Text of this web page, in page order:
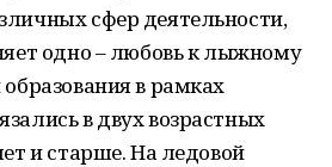
сфер деятельности,
одно – любовь к лыжному
в рамках
в двух возрастных
и старше. На ледовой